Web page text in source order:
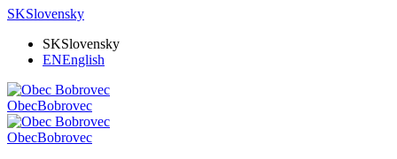
SKSlovensky
SKSlovensky
ENEnglish
ObecBobrovec
ObecBobrovec